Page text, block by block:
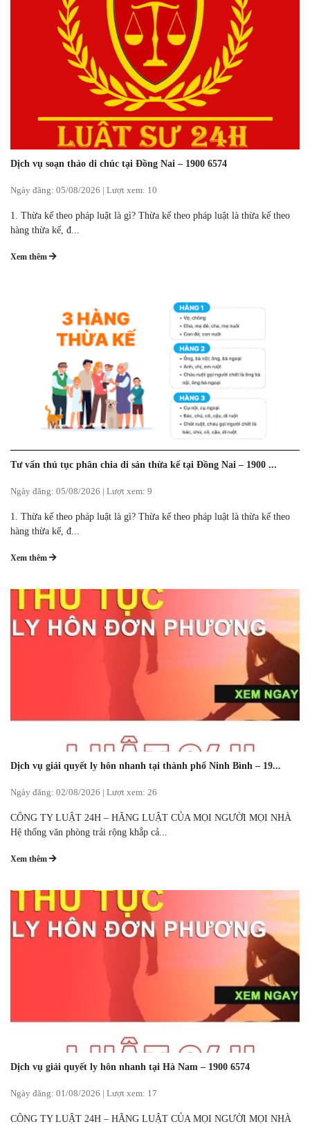
Dịch vụ soạn thảo di chúc tại Đồng Nai – 1900 6574
Ngày đăng: 05/08/2026 | Lượt xem: 10
1. Thừa kế theo pháp luật là gì? Thừa kế theo pháp luật là thừa kế theo
hàng thừa kế, đ...
Xem thêm
Tư vấn thủ tục phân chia di sản thừa kế tại Đồng Nai – 1900 ...
Ngày đăng: 05/08/2026 | Lượt xem: 9
1. Thừa kế theo pháp luật là gì? Thừa kế theo pháp luật là thừa kế theo
hàng thừa kế, đ...
Xem thêm
Dịch vụ giải quyết ly hôn nhanh tại thành phố Ninh Bình – 19...
Ngày đăng: 02/08/2026 | Lượt xem: 26
CÔNG TY LUẬT 24H – HÃNG LUẬT CỦA MỌI NGƯỜI MỌI NHÀ
Hệ thống văn phòng trải rộng khắp cả...
Xem thêm
Dịch vụ giải quyết ly hôn nhanh tại Hà Nam – 1900 6574
Ngày đăng: 01/08/2026 | Lượt xem: 17
CÔNG TY LUẬT 24H – HÃNG LUẬT CỦA MỌI NGƯỜI MỌI NHÀ